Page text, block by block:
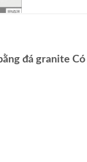
đá granite